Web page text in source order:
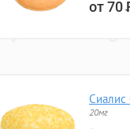
от 70
Сиалис
20мг